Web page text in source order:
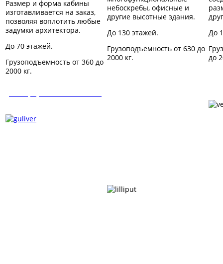
Размер и форма кабины
изготавливается на заказ,
позволяя воплотить любые
задумки архитектора.
До 70 этажей.
Грузоподъемность от 360 до
2000 кг.
небоскребы, офисные и
другие высотные здания.
До 130 этажей.
Грузоподъемность от 630 до
2000 кг.
До
до